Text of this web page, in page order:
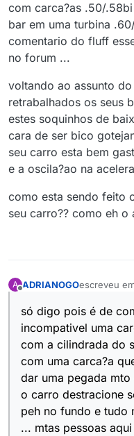
com carca?as .50/
bar em uma turbina
comentario do fluff
no forum ...
voltando ao assunto
retrabalhados os seus
estes soquinhos de
cara de ser bico
seu carro esta bem
e a oscila?ao na
como esta sendo feito
seu carro?? como eh o
A ADRIANOGOescreveu
última
só digo pois é de
incompativel uma
com a cilindrada do
com uma carca?a
dar uma pegada
o carro destracione
peh no fundo e tudo
... mtas pessoas